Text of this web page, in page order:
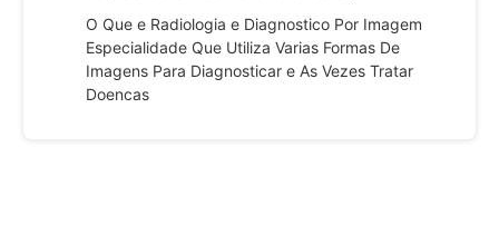
O Que e Radiologia e Diagnostico Por Imagem
Especialidade Que Utiliza Varias Formas De
Imagens Para Diagnosticar e As Vezes Tratar
Doencas